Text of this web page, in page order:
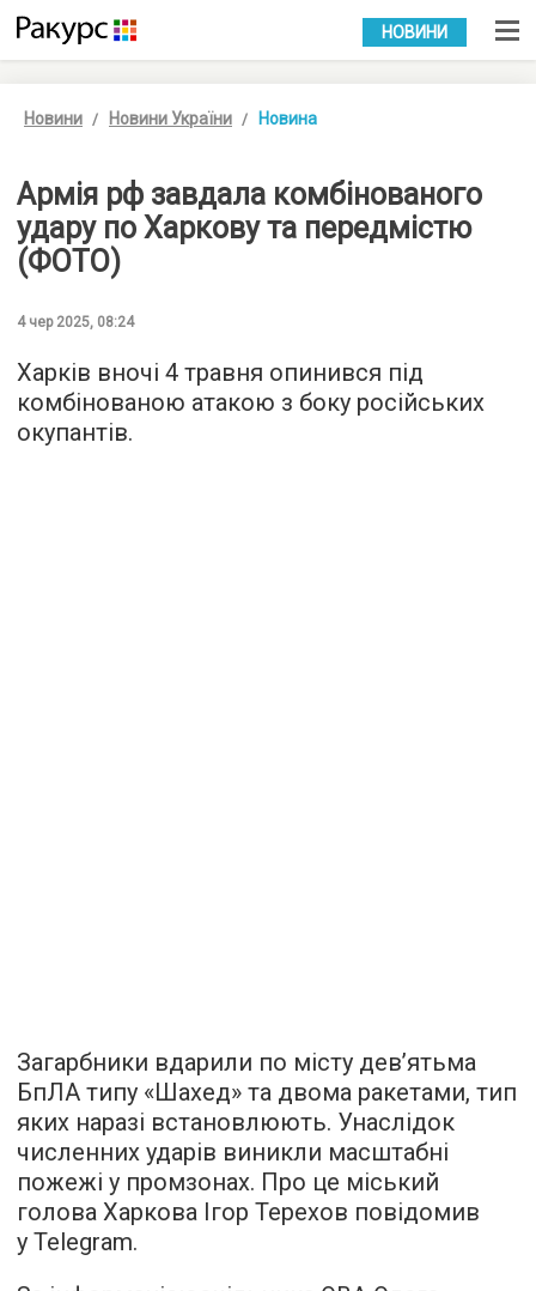
УКР РУС
НОВИНИ
Новини Новини України Новина
Армія рф завдала комбінованого
удару по Харкову та передмістю
(ФОТО)
4 чер 2025, 08:24
Харків вночі 4 травня опинився під
комбінованою атакою з боку російських
окупантів.
Загарбники вдарили по місту дев’ятьма
БпЛА типу «Шахед» та двома ракетами, тип
яких наразі встановлюють. Унаслідок
численних ударів виникли масштабні
пожежі у промзонах. Про це міський
голова Харкова Ігор Терехов повідомив
у Telegram.